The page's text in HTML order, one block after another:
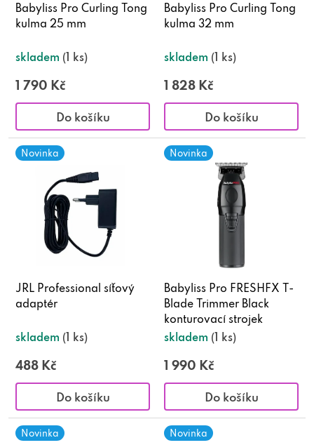
c
k
ý
s
Babyliss Pro Curling Tong
kulma 25 mm
skladem (1 ks)
1 790 Kč
Do košíku
Babyliss Pro Curling Tong
kulma 32 mm
skladem (1 ks)
1 828 Kč
Do košíku
Novinka
JRL Professional síťový
adaptér
skladem (1 ks)
488 Kč
Do košíku
Novinka
Babyliss Pro FRESHFX T-
Blade Trimmer Black
konturovací strojek
skladem (1 ks)
1 990 Kč
Do košíku
Novinka Novinka